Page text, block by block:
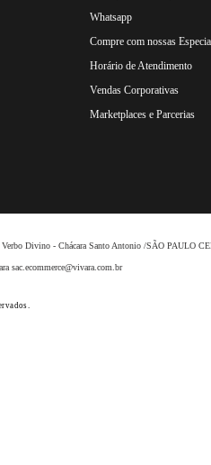
Whatsapp
Compre com nossas
Horário de Atendimento
Vendas Corporativas
Marketplaces e Parcerias
Divino - Chácara Santo Antonio /SÃO PAULO
sac.ecommerce@vivara.com.br